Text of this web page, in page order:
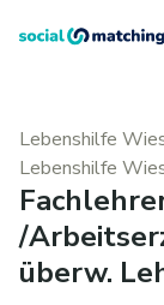
Lebenshilfe
Lebenshilfe
/
überw.